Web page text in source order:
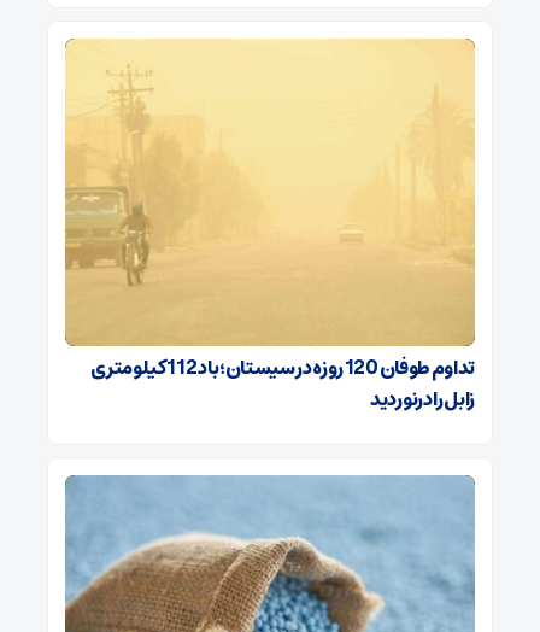
تداوم طوفان 120 روزه در سیستان؛ باد 112 کیلومتری
‌زابل را درنوردید